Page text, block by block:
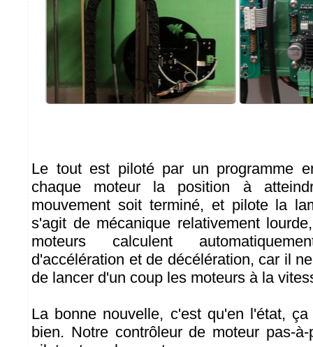
Le tout est piloté par un programme
chaque moteur la position à
mouvement soit terminé, et pilote la
s'agit de mécanique relativement
moteurs calculent
d'accélération et de décélération, car il
de lancer d'un coup les moteurs à la
La bonne nouvelle, c'est qu'en l'état,
bien. Notre contrôleur de moteur pas-